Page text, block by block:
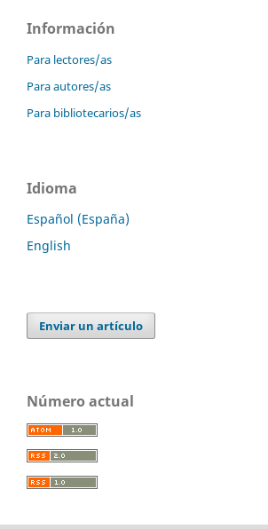
Información
Para lectores/as
Para autores/as
Para bibliotecarios/as
Idioma
Español (España)
English
Enviar un artículo
Número actual